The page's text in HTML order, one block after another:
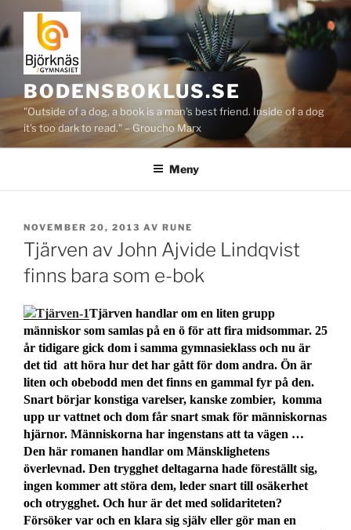
Hoppa
till
innehåll
BODENSBOKLUS.SE
"Outside of a dog, a book is a man's best friend. Inside of a dog
it's too dark to read." – Groucho Marx
Meny
PUBLICERAT
NOVEMBER 20, 2013 AV RUNE
Tjärven av John Ajvide Lindqvist
finns bara som e-bok
Tjärven handlar om en liten grupp
människor som samlas på en ö för att fira midsommar. 25
år tidigare gick dom i samma gymnasieklass och nu är
det tid att höra hur det har gått för dom andra. Ön är
liten och obebodd men det finns en gammal fyr på den.
Snart börjar konstiga varelser, kanske zombier, komma
upp ur vattnet och dom får snart smak för människornas
hjärnor. Människorna har ingenstans att ta vägen …
Den här romanen handlar om Mänsklighetens
överlevnad. Den trygghet deltagarna hade föreställt sig,
ingen kommer att störa dem, leder snart till osäkerhet
och otrygghet. Och hur är det med solidariteten?
Försöker var och en klara sig själv eller gör man en